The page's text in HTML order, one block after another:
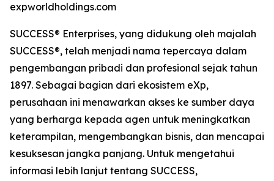
expworldholdings.com
SUCCESS® Enterprises, yang didukung oleh majalah
SUCCESS®, telah menjadi nama tepercaya dalam
pengembangan pribadi dan profesional sejak tahun
1897. Sebagai bagian dari ekosistem eXp,
perusahaan ini menawarkan akses ke sumber daya
yang berharga kepada agen untuk meningkatkan
keterampilan, mengembangkan bisnis, dan mencapai
kesuksesan jangka panjang. Untuk mengetahui
informasi lebih lanjut tentang SUCCESS,